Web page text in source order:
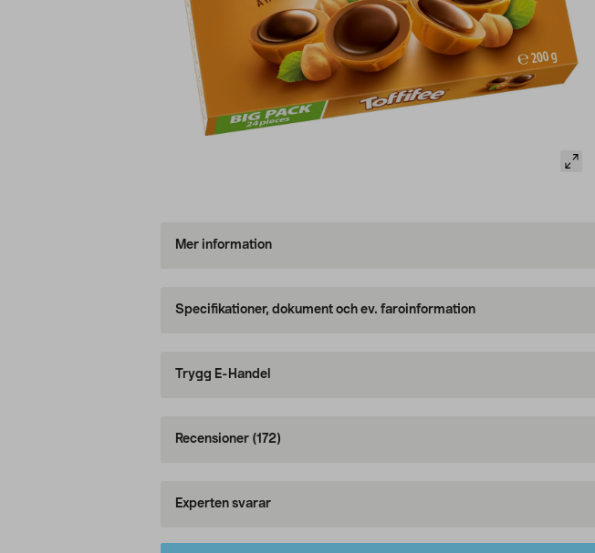
Mer information
Specifikationer, dokument och ev. faroinformation
Trygg E-Handel
Recensioner (172)
Experten svarar